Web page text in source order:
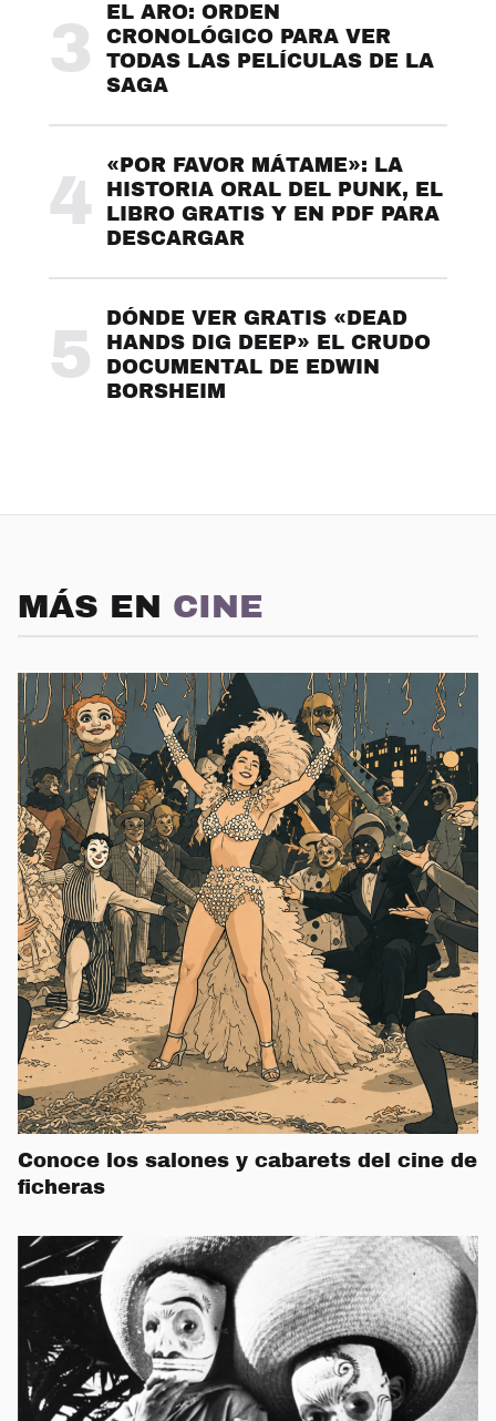
3
EL ARO: ORDEN
CRONOLÓGICO PARA VER
TODAS LAS PELÍCULAS DE LA
SAGA
4
«POR FAVOR MÁTAME»: LA
HISTORIA ORAL DEL PUNK, EL
LIBRO GRATIS Y EN PDF PARA
DESCARGAR
5
DÓNDE VER GRATIS «DEAD
HANDS DIG DEEP» EL CRUDO
DOCUMENTAL DE EDWIN
BORSHEIM
MÁS EN CINE
Conoce los salones y cabarets del cine de
ficheras